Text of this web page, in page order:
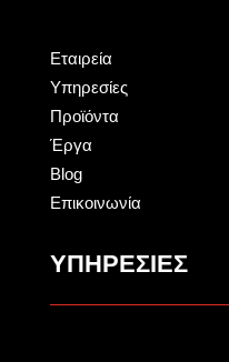
Εταιρεία
Υπηρεσίες
Προϊόντα
Έργα
Blog
Επικοινωνία
ΥΠΗΡΕΣΙΕΣ